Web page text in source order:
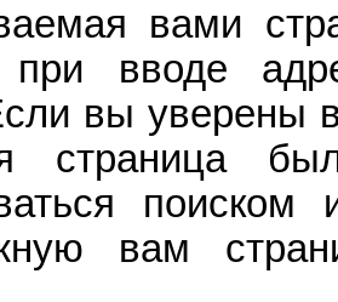
вами
при вводе
вы уверены
страница
поиском
вам